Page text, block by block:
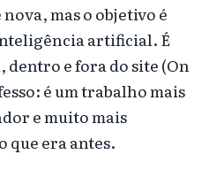
mas o objetivo é
artificial. É
e fora do site (On
é um trabalho mais
e muito mais
que era antes.